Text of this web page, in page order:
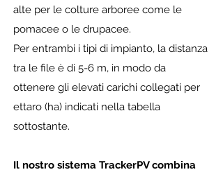
alte per le colture arboree come le
pomacee o le drupacee.
Per entrambi i tipi di impianto, la distanza
tra le file è di 5-6 m, in modo da
ottenere gli elevati carichi collegati per
ettaro (ha) indicati nella tabella
sottostante.
Il nostro sistema TrackerPV combina